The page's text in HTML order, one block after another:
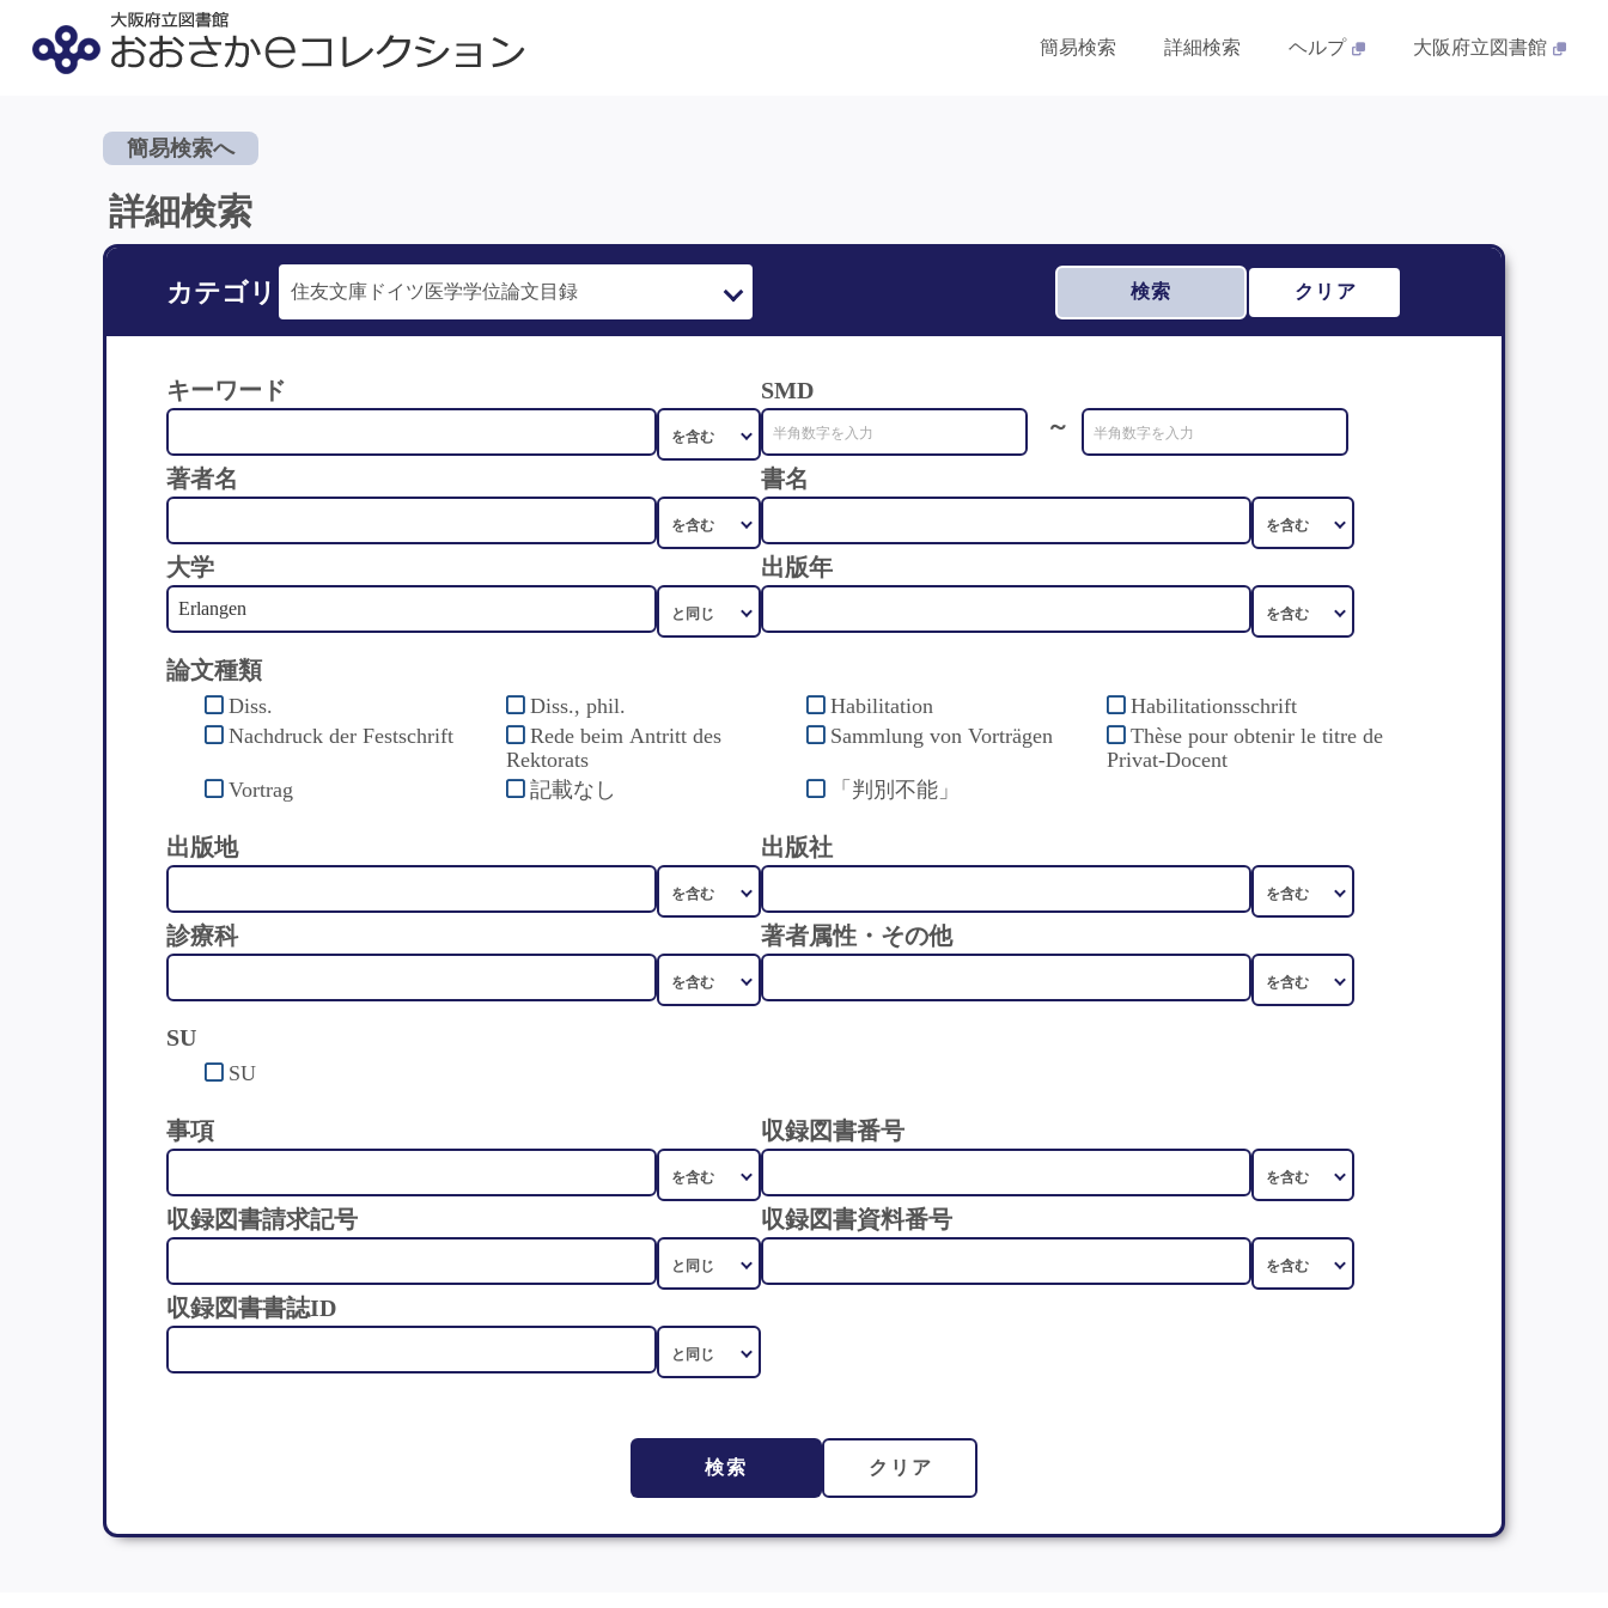
簡易検索 詳細検索 ヘルプ 大阪府立図書館
簡易検索へ
詳細検索
カテゴリ 検索 クリア
キーワード
SMD
～
著者名
書名
大学 出版年
論文種類
Diss. Diss., phil. Habilitation
Habilitationsschrift
Nachdruck der Festschrift
Rede beim Antritt des
Rektorats
Sammlung von Vorträgen
Thèse pour obtenir le titre de
Privat-Docent
Vortrag
記載なし 「判別不能」
出版地 出版社
診療科 著者属性・その他
SU
SU
事項 収録図書番号
収録図書請求記号 収録図書資料番号
収録図書書誌ID
検索 クリア